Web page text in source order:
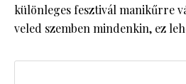
különleges fesztivál manikűrre
veled szemben mindenkin, ez